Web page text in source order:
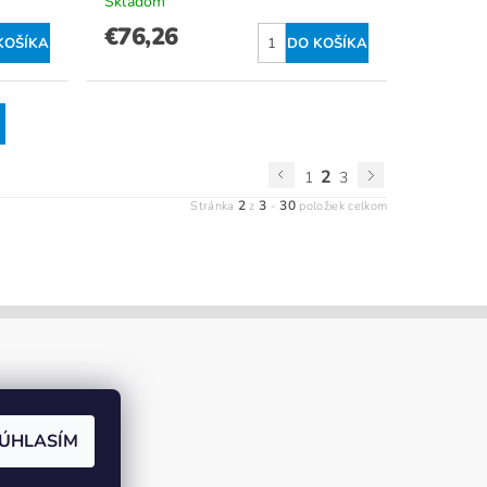
€76,26
1 2 3
Stránka 2 z3 -30 položiek celkom